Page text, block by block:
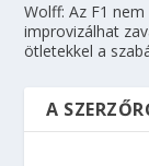
Wolff: Az F1 nem
improvizálhat
ötletekkel a
A